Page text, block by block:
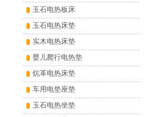
玉石电热板床
玉石电热床垫
实木电热床垫
婴儿爬行电热垫
炕革电热床垫
车用电垫座垫
玉石电热坐垫